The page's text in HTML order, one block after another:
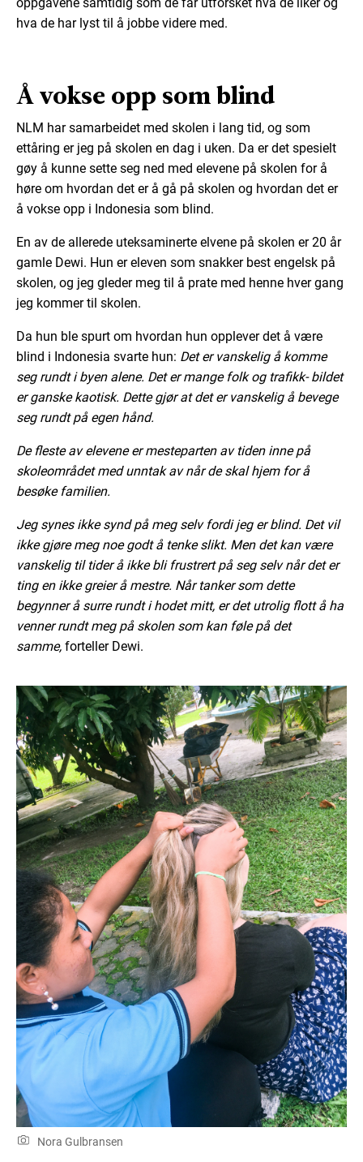
hva de har lyst til å jobbe videre med.
Å vokse opp som blind
NLM har samarbeidet med skolen i lang tid, og som
ettåring er jeg på skolen en dag i uken. Da er det spesielt
gøy å kunne sette seg ned med elevene på skolen for å
høre om hvordan det er å gå på skolen og hvordan det er
å vokse opp i Indonesia som blind.
En av de allerede uteksaminerte elvene på skolen er 20 år
gamle Dewi. Hun er eleven som snakker best engelsk på
skolen, og jeg gleder meg til å prate med henne hver gang
jeg kommer til skolen.
Da hun ble spurt om hvordan hun opplever det å være
blind i Indonesia svarte hun: Det er vanskelig å komme
seg rundt i byen alene. Det er mange folk og trafikk- bildet
er ganske kaotisk. Dette gjør at det er vanskelig å bevege
seg rundt på egen hånd.
De fleste av elevene er mesteparten av tiden inne på
skoleområdet med unntak av når de skal hjem for å
besøke familien.
Jeg synes ikke synd på meg selv fordi jeg er blind. Det vil
ikke gjøre meg noe godt å tenke slikt. Men det kan være
vanskelig til tider å ikke bli frustrert på seg selv når det er
ting en ikke greier å mestre. Når tanker som dette
begynner å surre rundt i hodet mitt, er det utrolig flott å ha
venner rundt meg på skolen som kan føle på det
samme, forteller Dewi.
Nora Gulbransen